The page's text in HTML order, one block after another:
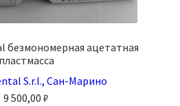
безмономерная ацетатная
пластмасса
S.r.l., Сан-Марино
9 500,00 ₽